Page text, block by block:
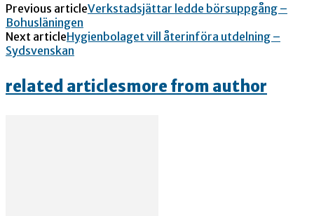
Previous articleVerkstadsjättar ledde börsuppgång –
Bohusläningen
Next articleHygienbolaget vill återinföra utdelning –
Sydsvenskan
related articlesmore from author